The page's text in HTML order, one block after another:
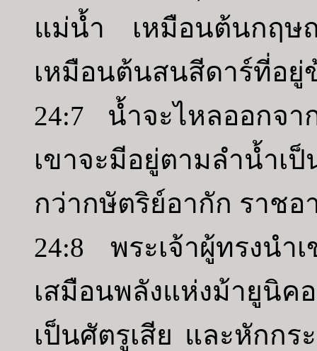
แม่น้ำ เหมือนต้นกฤษณ
เหมือนต้นสนสีดาร์ที่อยู่
24:7 น้ำจะไหลออกจา
เขาจะมีอยู่ตามลำน้ำเ
กว่ากษัตริย์อากัก ราชอ
24:8 พระเจ้าผู้ทรงนำ
เสมือนพลังแห่งม้ายูนิ
เป็นศัตรูเสีย และหักก